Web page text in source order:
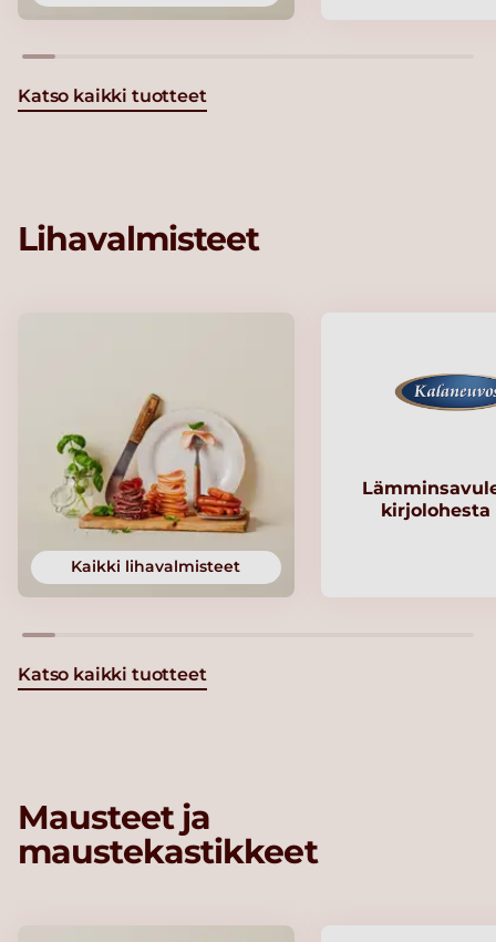
Katso kaikki tuotteet
Lihavalmisteet
Kaikki lihavalmisteet
kirjolohesta
Katso kaikki tuotteet
Mausteet ja
maustekastikkeet